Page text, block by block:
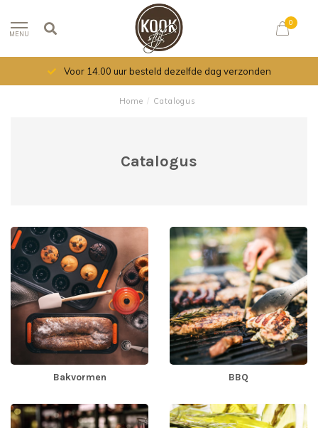
MENU
0
Voor 14.00 uur besteld dezelfde dag verzonden
Home / Catalogus
Catalogus
Bakvormen BBQ